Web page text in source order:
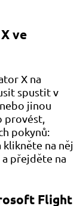
ve
X na
spustit v
jinou
provést,
pokynů:
klikněte na něj
přejděte na
Flight